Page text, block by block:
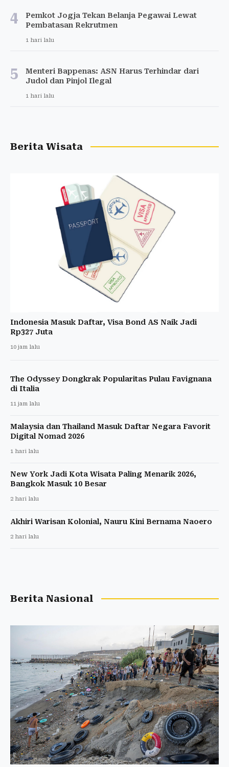
4
Pemkot Jogja Tekan Belanja Pegawai Lewat
Pembatasan Rekrutmen
1 hari lalu
5
Menteri Bappenas: ASN Harus Terhindar dari
Judol dan Pinjol Ilegal
1 hari lalu
Berita Wisata
Indonesia Masuk Daftar, Visa Bond AS Naik Jadi
Rp327 Juta
10 jam lalu
The Odyssey Dongkrak Popularitas Pulau Favignana
di Italia
11 jam lalu
Malaysia dan Thailand Masuk Daftar Negara Favorit
Digital Nomad 2026
1 hari lalu
New York Jadi Kota Wisata Paling Menarik 2026,
Bangkok Masuk 10 Besar
2 hari lalu
Akhiri Warisan Kolonial, Nauru Kini Bernama Naoero
2 hari lalu
Berita Nasional